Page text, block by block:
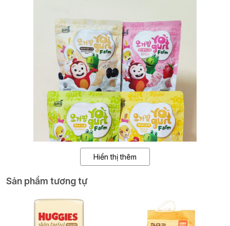
Sản phẩm được làm từ
sữa chua thật kết hợp với gạo và rau
Hiển thị thêm
Sản phẩm tương tự